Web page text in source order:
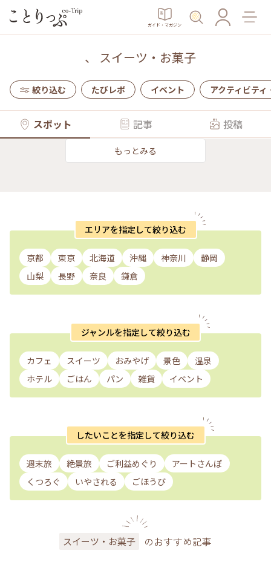
ガイド・マガジン
、 スイーツ・お菓子
絞り込む たびレポ イベント アクティビティ
スポット 記事 投稿
もっとみる
エリアを指定して絞り込む
京都 東京 北海道 沖縄 神奈川
静岡
山梨
長野 奈良 鎌倉
ジャンルを指定して絞り込む
カフェ スイーツ おみやげ 景色
温泉
ホテル
ごはん パン 雑貨 イベント
したいことを指定して絞り込む
週末旅 絶景旅 ご利益めぐり
アートさんぽ
くつろぐ
いやされる ごほうび
スイーツ・お菓子 のおすすめ記事